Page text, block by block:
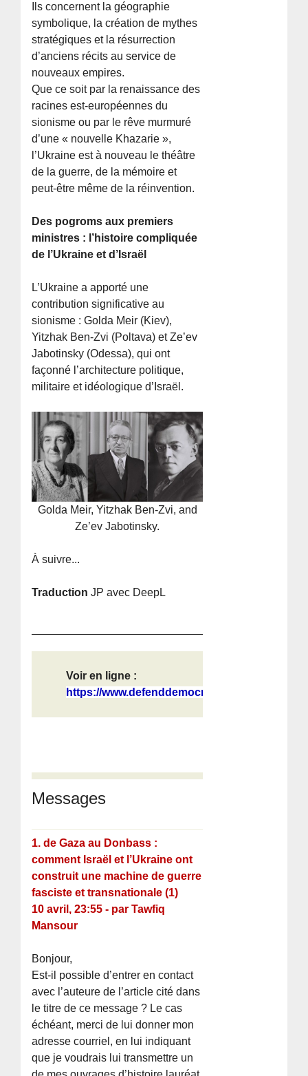
Ils concernent la géographie
symbolique, la création de mythes
stratégiques et la résurrection
d’anciens récits au service de
nouveaux empires.
Que ce soit par la renaissance des
racines est-européennes du
sionisme ou par le rêve murmuré
d’une « nouvelle Khazarie »,
l’Ukraine est à nouveau le théâtre
de la guerre, de la mémoire et
peut-être même de la réinvention.
Des pogroms aux premiers
ministres : l’histoire compliquée
de l’Ukraine et d’Israël
L’Ukraine a apporté une
contribution significative au
sionisme : Golda Meir (Kiev),
Yitzhak Ben-Zvi (Poltava) et Ze’ev
Jabotinsky (Odessa), qui ont
façonné l’architecture politique,
militaire et idéologique d’Israël.
Golda Meir, Yitzhak Ben-Zvi, and
Ze’ev Jabotinsky.
À suivre...
Traduction JP avec DeepL
Voir en ligne :
https://www.defenddemocracy.press/g...
Messages
1. de Gaza au Donbass :
comment Israël et l’Ukraine ont
construit une machine de guerre
fasciste et transnationale (1)
10 avril, 23:55 - parTawfiq
Mansour
Bonjour,
Est-il possible d’entrer en contact
avec l’auteure de l’article cité dans
le titre de ce message ? Le cas
échéant, merci de lui donner mon
adresse courriel, en lui indiquant
que je voudrais lui transmettre un